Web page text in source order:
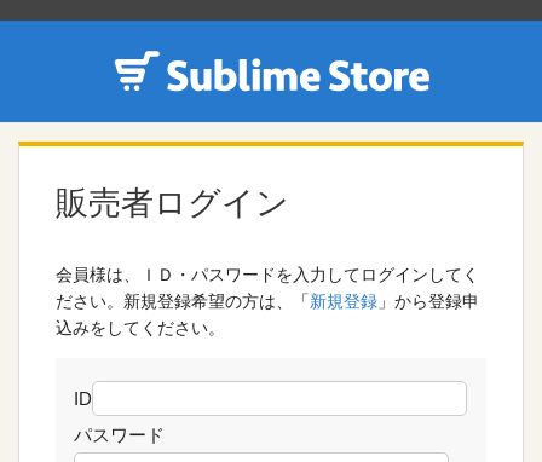
販売者ログイン
会員様は、ＩＤ・パスワードを入力してログインしてく
ださい。新規登録希望の方は、「新規登録 」から登録申
込みをしてください。
ID
パスワード